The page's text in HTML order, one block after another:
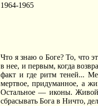
1964-1965
Что я знаю о Боге? То, что
в нее, и первым, когда
факт и где ритм теней...
мертвое, придуманное, а
Остальное — иконы. Живой
сбрасывать Бога в Ничто,